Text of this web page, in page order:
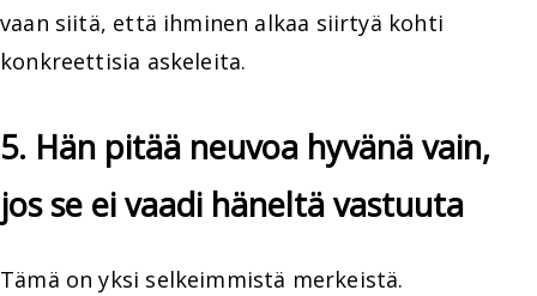
vaan siitä, että ihminen alkaa siirtyä kohti
konkreettisia askeleita.
5. Hän pitää neuvoa hyvänä vain,
jos se ei vaadi häneltä vastuuta
Tämä on yksi selkeimmistä merkeistä.